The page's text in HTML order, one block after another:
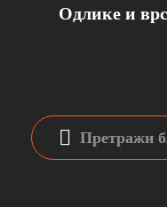
Одлике и